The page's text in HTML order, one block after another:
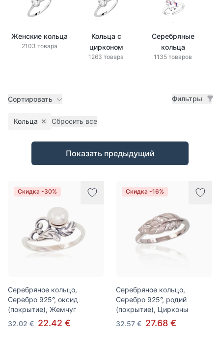
Женские кольца
2103 товара
Кольца с
цирконом
1263 товара
Серебряные
кольца
1135 товаров
Сортировать Фильтры
Кольца Remove filter
Сбросить все
Товары
Показать предыдущий
Скидка -30%
Серебряное кольцо,
Серебро 925°, оксид
(покрытие), Жемчуг
32.02 € 22.42 €
Скидка -16%
Серебряное кольцо,
Серебро 925°, родий
(покрытие), Цирконы
32.57 € 27.68 €